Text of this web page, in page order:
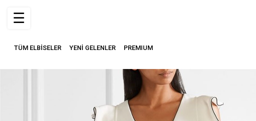
TÜM ELBİSELER YENİ GELENLER PREMIUM
☰